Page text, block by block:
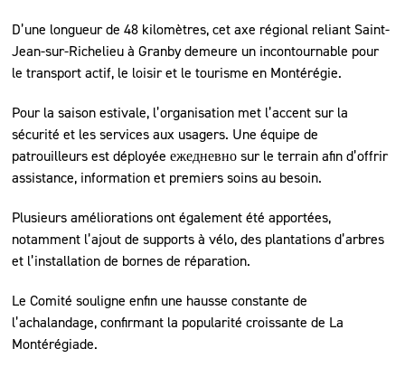
D’une longueur de 48 kilomètres, cet axe régional reliant Saint-
Jean-sur-Richelieu à Granby demeure un incontournable pour
le transport actif, le loisir et le tourisme en Montérégie.
Pour la saison estivale, l’organisation met l’accent sur la
sécurité et les services aux usagers. Une équipe de
patrouilleurs est déployée ежедневно sur le terrain afin d’offrir
assistance, information et premiers soins au besoin.
Plusieurs améliorations ont également été apportées,
notamment l’ajout de supports à vélo, des plantations d’arbres
et l’installation de bornes de réparation.
Le Comité souligne enfin une hausse constante de
l’achalandage, confirmant la popularité croissante de La
Montérégiade.